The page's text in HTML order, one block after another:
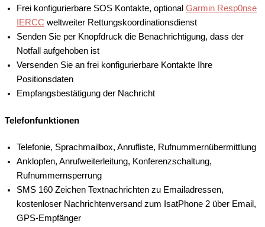
Frei konfigurierbare SOS Kontakte, optional Garmin Resp0nse
IERCC weltweiter Rettungskoordinationsdienst
Senden Sie per Knopfdruck die Benachrichtigung, dass der
Notfall aufgehoben ist
Versenden Sie an frei konfigurierbare Kontakte Ihre
Positionsdaten
Empfangsbestätigung der Nachricht
Telefonfunktionen
Telefonie, Sprachmailbox, Anrufliste, Rufnummernübermittlung
Anklopfen, Anrufweiterleitung, Konferenzschaltung,
Rufnummernsperrung
SMS 160 Zeichen Textnachrichten zu Emailadressen,
kostenloser Nachrichtenversand zum IsatPhone 2 über Email,
GPS-Empfänger